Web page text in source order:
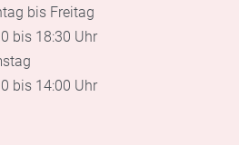
bis Freitag
bis 18:30 Uhr
bis 14:00 Uhr